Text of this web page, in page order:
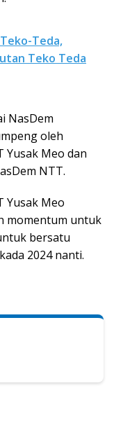
Teda,
Teko Teda
NasDem
oleh
Yusak Meo dan
NTT.
Yusak Meo
momentum untuk
bersatu
2024 nanti.